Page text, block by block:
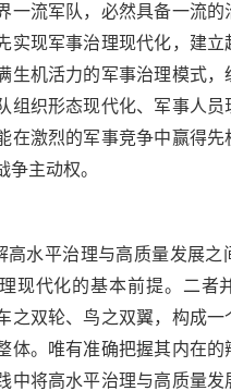
库
模
范
退
役
人
风
采
一流军队，必然具备一流的
实现军事治理现代化，建立
生机活力的军事治理模式，
组织形态现代化、军事人员
在激烈的军事竞争中赢得先
争主动权。
高水平治理与高质量发展之
现代化的基本前提。二者
之双轮、鸟之双翼，构成一
体。唯有准确把握其内在的
中将高水平治理与高质量发